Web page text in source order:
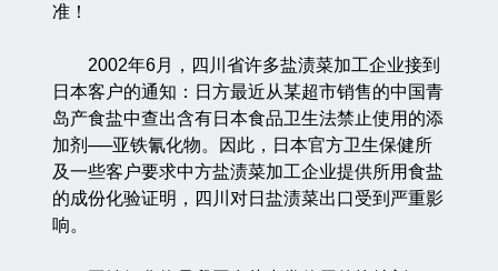
准！
2002年6月，四川省许多盐渍菜加工企业接到
日本客户的通知：日方最近从某超市销售的中国青
岛产食盐中查出含有日本食品卫生法禁止使用的添
加剂──亚铁氰化物。因此，日本官方卫生保健所
及一些客户要求中方盐渍菜加工企业提供所用食盐
的成份化验证明，四川对日盐渍菜出口受到严重影
响。